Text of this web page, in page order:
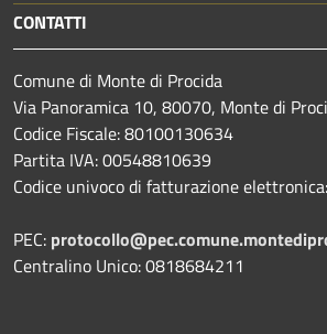
CONTATTI
Comune di Monte di Procida
Via Panoramica 10, 80070, Monte di
Codice Fiscale: 80100130634
Partita IVA: 00548810639
Codice univoco di fatturazione elettronica:
PEC:
Centralino Unico:0818684211